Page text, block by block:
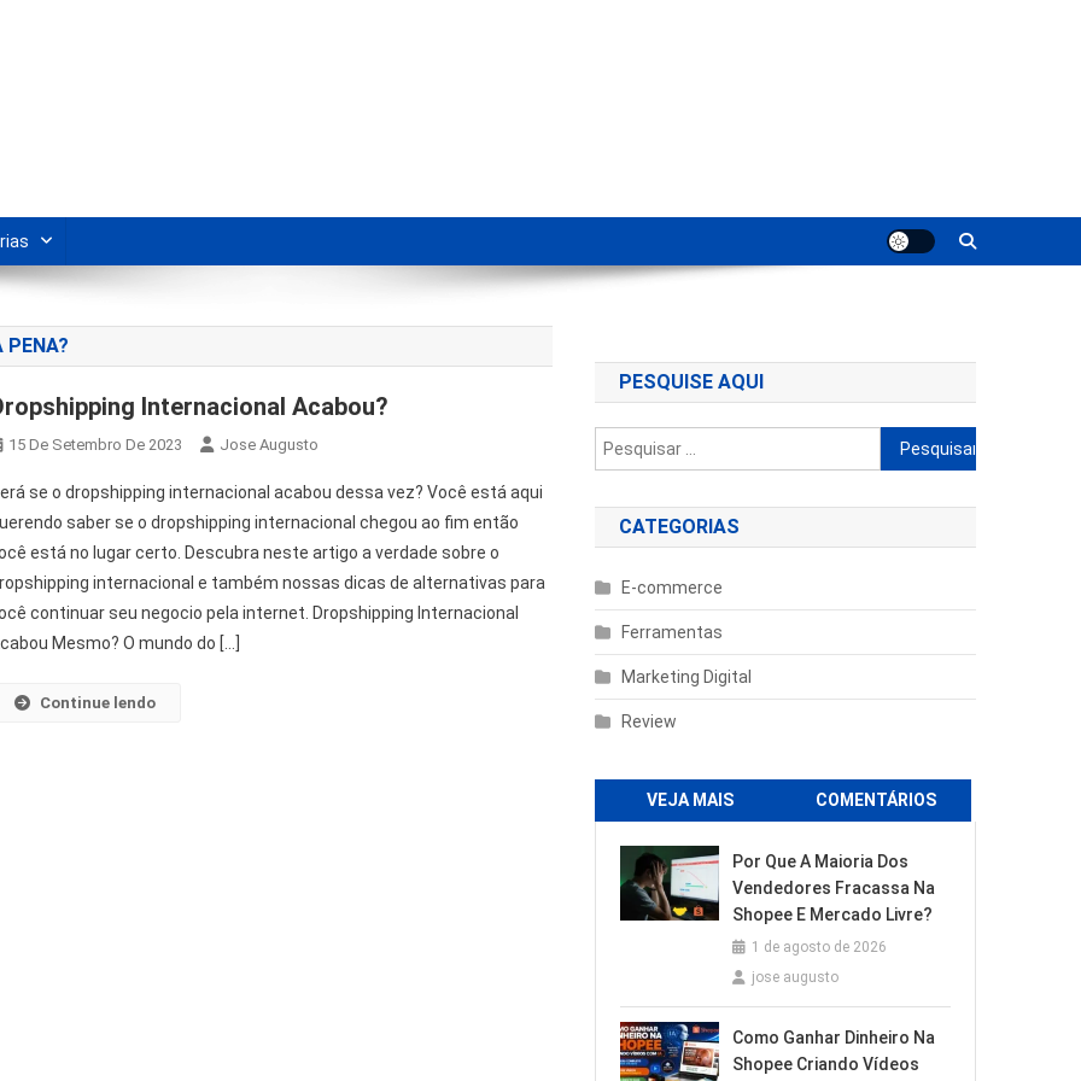
PENA?
Internacional Acabou?
15 De Setembro De 2023 Jose Augusto
se o dropshipping internacional acabou dessa vez? Você está aqui
saber se o dropshipping internacional chegou ao fim então
está no lugar certo. Descubra neste artigo a verdade sobre o
internacional e também nossas dicas de alternativas para
continuar seu negocio pela internet. Dropshipping Internacional
Mesmo? O mundo do […]
Continue lendo
PESQUISE AQUI
Pesquisar
por:
CATEGORIAS
E-commerce
Ferramentas
Marketing Digital
Review
VEJA MAIS COMENTÁRIOS
Por Que A Maioria Dos
Vendedores Fracassa Na
Shopee E Mercado Livre?
1 de agosto de 2026
jose augusto
Como Ganhar Dinheiro Na
Shopee Criando Vídeos